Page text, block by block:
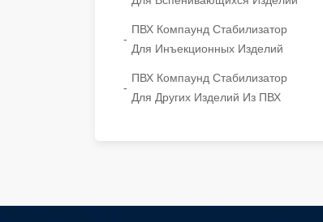
ПВХ Компаунд Стабилизатор
Для Инъекционных Изделий
ПВХ Компаунд Стабилизатор
Для Других Изделий Из ПВХ